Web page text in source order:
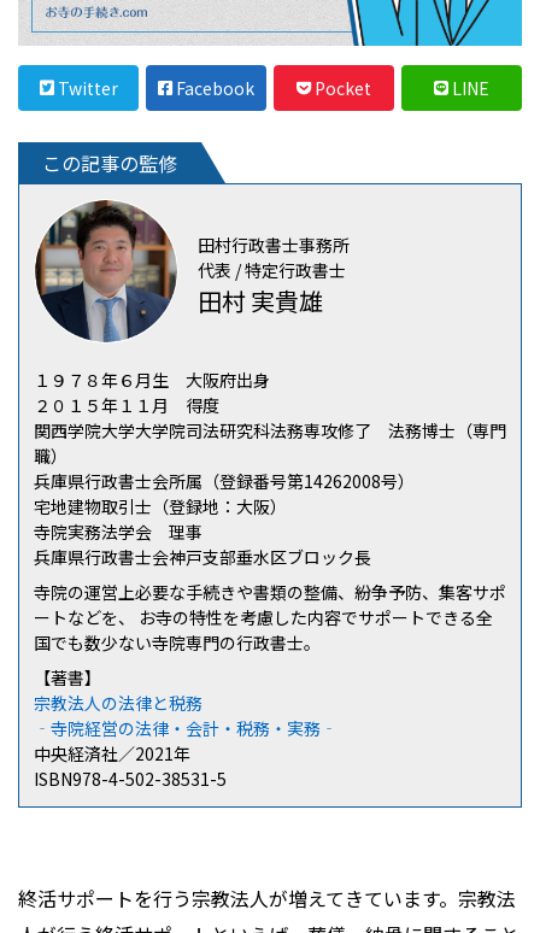
Twitter Facebook Pocket LINE
この記事の監修
田村行政書士事務所
代表 / 特定行政書士
田村 実貴雄
１９７８年６月生 大阪府出身
２０１５年１１月 得度
関西学院大学大学院司法研究科法務専攻修了 法務博士（専門
職）
兵庫県行政書士会所属（登録番号第14262008号）
宅地建物取引士（登録地：大阪）
寺院実務法学会 理事
兵庫県行政書士会神戸支部垂水区ブロック長
寺院の運営上必要な手続きや書類の整備、紛争予防、集客サポ
ートなどを、 お寺の特性を考慮した内容でサポートできる全
国でも数少ない寺院専門の行政書士。
【著書】
宗教法人の法律と税務
‐寺院経営の法律・会計・税務・実務‐
中央経済社／2021年
ISBN978-4-502-38531-5
終活サポートを行う宗教法人が増えてきています。宗教法